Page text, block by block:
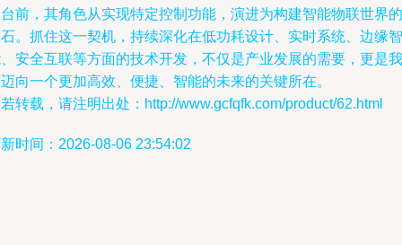
前，其角色从实现特定控制功能，演进为构建智能物联世界的
。抓住这一契机，持续深化在低功耗设计、实时系统、边缘智
安全互联等方面的技术开发，不仅是产业发展的需要，更是我
向一个更加高效、便捷、智能的未来的关键所在。
转载，请注明出处：http://www.gcfqfk.com/product/62.html
时间：2026-08-06 23:54:02